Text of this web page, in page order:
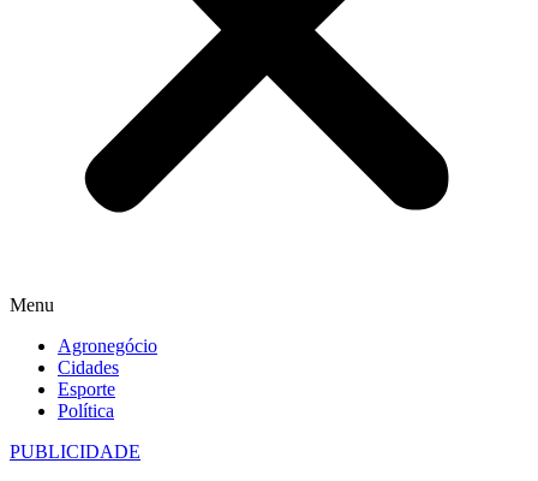
Menu
Agronegócio
Cidades
Esporte
Política
PUBLICIDADE